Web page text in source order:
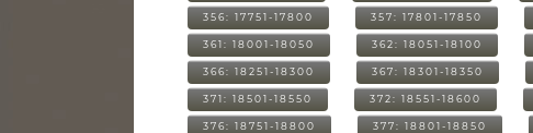
356: 17751-17800 357: 17801-17850
361: 18001-18050 362: 18051-18100
366: 18251-18300 367: 18301-18350
371: 18501-18550 372: 18551-18600
376: 18751-18800 377: 18801-18850